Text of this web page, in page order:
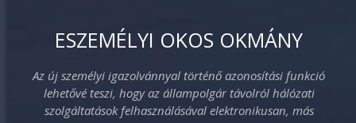
ESZEMÉLYI OKOS OKMÁNY
Az új személyi igazolvánnyal történő azonosítási funkció
lehetővé teszi, hogy az állampolgár távolról hálózati
szolgáltatások felhasználásával elektronikusan, más